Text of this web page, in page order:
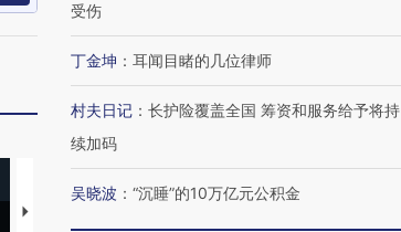
马航飞行员跨国走私7万
受伤
丁金坤 ： 耳闻目睹的几位律师
村夫日记 ： 长护险覆盖全国 筹资和服务给予将持
续加码
吴晓波 ： “沉睡”的10万亿元公积金